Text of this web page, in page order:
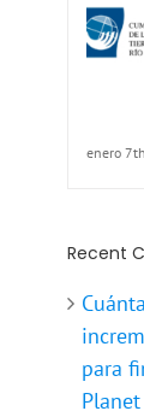
enero
Recent
para
Planet